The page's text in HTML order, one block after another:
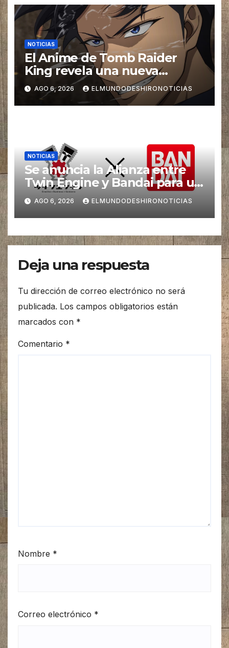
NOTICIAS
El Anime de Tomb Raider
King revela una nueva
imagen promocional
AGO 6, 2026 ELMUNDODESHIRONOTICIAS
NOTICIAS
Se anuncia la Alianza entre
Twin Engine y Bandai para un
nuevos Animes
AGO 6, 2026 ELMUNDODESHIRONOTICIAS
Deja una respuesta
Tu dirección de correo electrónico no será
publicada. Los campos obligatorios están
marcados con *
Comentario *
Nombre *
Correo electrónico *